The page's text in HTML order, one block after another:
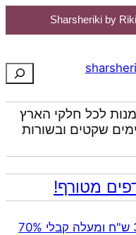
Sharsheriki by
חיפוש
לכל חלקי הארץ
שקטים ובשורות
מטורף!
בחרי פריטים מהמבצע בשווי 300 ש"ח ומעלה קבלי 70%